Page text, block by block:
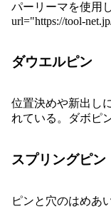
パーリーマを使用
url="https://tool-
ダウエルピン
位置決めや新出し
れている。ダボピ
スプリングピン
ピンと穴のはめあ